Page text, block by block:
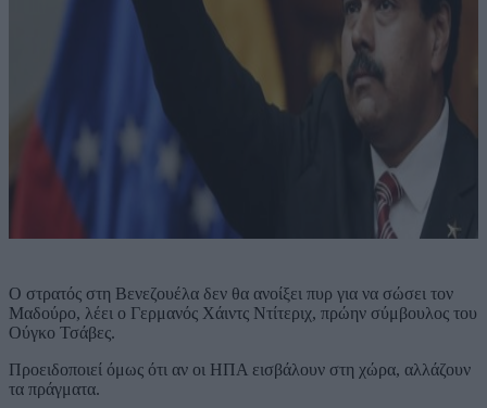
Ο στρατός στη Βενεζουέλα δεν θα ανοίξει πυρ για να σώσει τον
Μαδούρο, λέει ο Γερμανός Χάιντς Ντίτεριχ, πρώην σύμβουλος του
Ούγκο Τσάβες.
Προειδοποιεί όμως ότι αν οι ΗΠΑ εισβάλουν στη χώρα, αλλάζουν
τα πράγματα.